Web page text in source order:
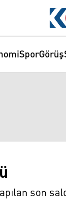
SporGörüş
son